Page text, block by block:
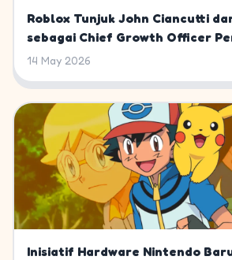
Roblox Tunjuk John Ciancutti
sebagai Chief Growth Officer
Langkah Strategis Menuju 10%
14 May 2026
Inisiatif Hardware Nintendo